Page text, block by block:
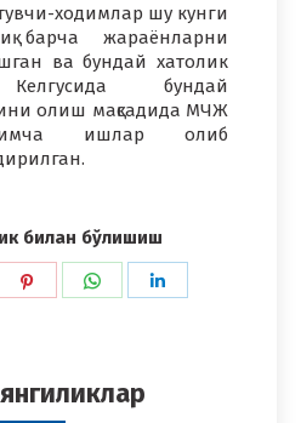
ходимлар шу кунги
барча жараёнларни
ва бундай хатолик
Келгусида бундай
олиш мақсадида МЧЖ
ишлар олиб
билан бўлишиш
Share
Share